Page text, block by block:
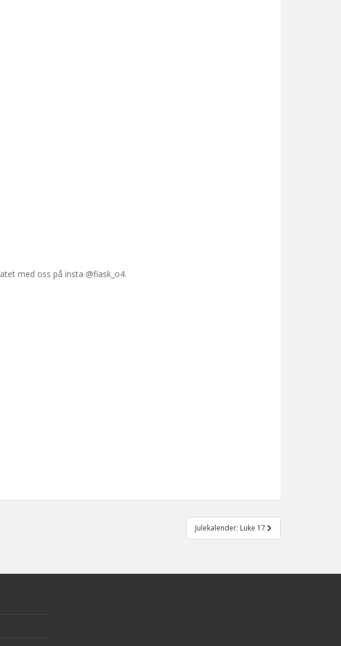
med oss på insta @fiask_o4.
Julekalender: Luke 17